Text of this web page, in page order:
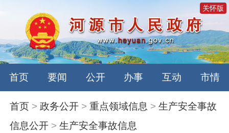
关怀版
首页 要闻 公开 办事 互动 市情
首页 >政务公开 >重点领域信息 >生产安全事故
信息公开 >生产安全事故信息